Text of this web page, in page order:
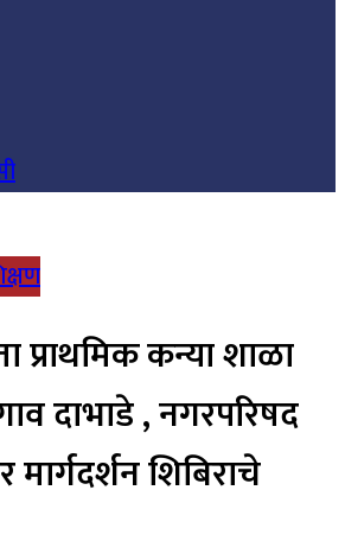
प्राथमिक कन्या शाळा
दाभाडे , नगरपरिषद
शिबिराचे